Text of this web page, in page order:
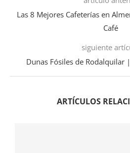
Las 8 Mejores Cafeterías en
Café
siguiente
Dunas Fósiles de Rodalquilar
ARTÍCULOS